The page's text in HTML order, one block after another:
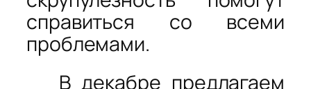
справиться со всеми
проблемами.
В декабре предлагаем